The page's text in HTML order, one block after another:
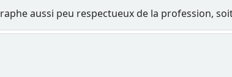
aussi peu respectueux de la profession,